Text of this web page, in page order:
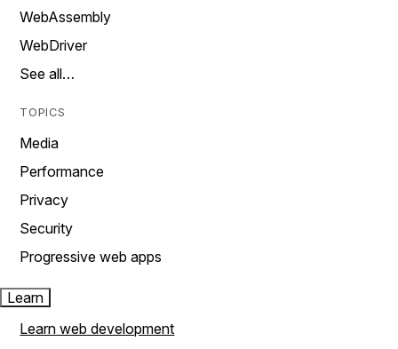
WebAssembly
WebDriver
See all…
TOPICS
Media
Performance
Privacy
Security
Progressive web apps
Learn
Learn web development